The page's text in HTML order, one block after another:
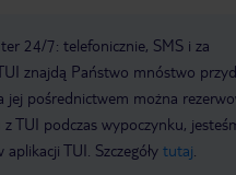
24/7: telefonicznie, SMS i za
znajdą Państwo mnóstwo
jej pośrednictwem można
TUI podczas wypoczynku,
TUI. Szczegóły tutaj